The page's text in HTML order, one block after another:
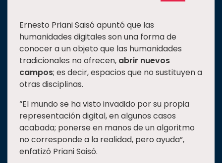
Ernesto Priani Saisó apuntó que las
humanidades digitales son una forma de
conocer a un objeto que las humanidades
tradicionales no ofrecen, abrir nuevos
campos; es decir, espacios que no sustituyen a
otras disciplinas.
“El mundo se ha visto invadido por su propia
representación digital, en algunos casos
acabada; ponerse en manos de un algoritmo
no corresponde a la realidad, pero ayuda”,
enfatizó Priani Saisó.